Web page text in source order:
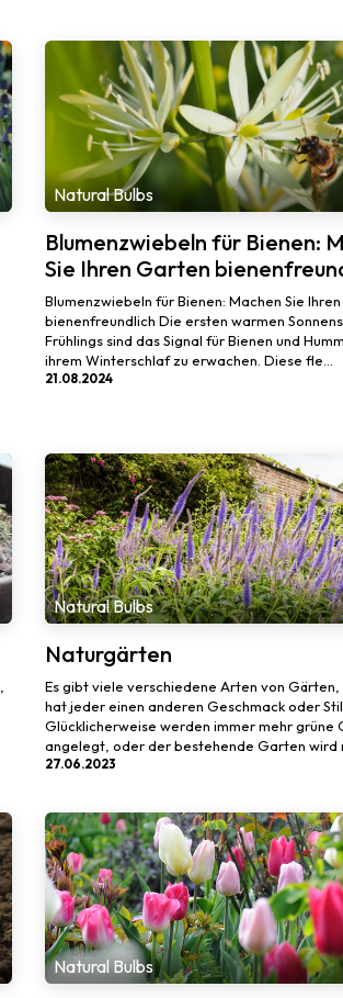
Natural Bulbs
Blumenzwiebeln für Bienen:
Sie Ihren Garten
Blumenzwiebeln für Bienen: Machen Sie
bienenfreundlich Die ersten warmen
Frühlings sind das Signal für Bienen und
ihrem Winterschlaf zu erwachen. Diese fle...
21.08.2024
Natural Bulbs
Naturgärten
Es gibt viele verschiedene Arten von Gärten,
hat jeder einen anderen Geschmack oder Stil.
Glücklicherweise werden immer mehr grüne
angelegt, oder der bestehende Garten wird
27.06.2023
Natural Bulbs